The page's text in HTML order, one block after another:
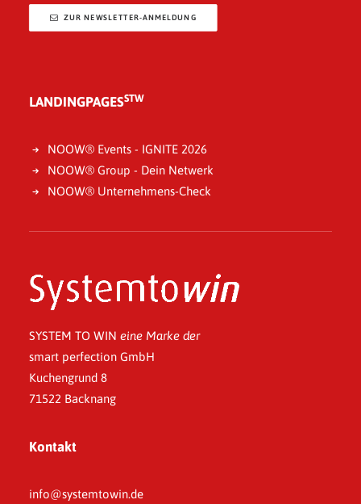
ZUR NEWSLETTER-ANMELDUNG
LANDINGPAGESSTW
NOOW® Events - IGNITE 2026
NOOW® Group - Dein Netwerk
NOOW® Unternehmens-Check
SYSTEM TO WIN eine Marke der
smart perfection GmbH
Kuchengrund 8
71522 Backnang
Kontakt
info@systemtowin.de